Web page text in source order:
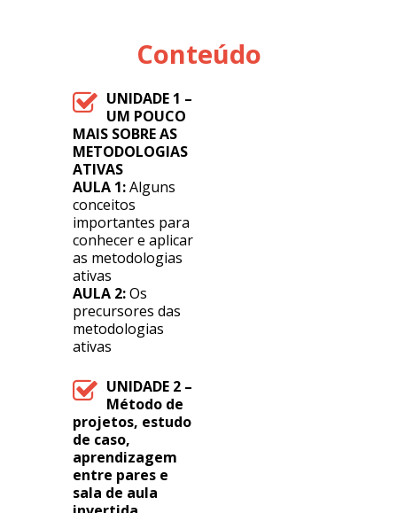
Conteúdo
UNIDADE 1 –
UM POUCO
MAIS SOBRE AS
METODOLOGIAS
ATIVAS
AULA 1:Alguns
conceitos
importantes para
conhecer e aplicar
as metodologias
ativas
AULA 2:Os
precursores das
metodologias
ativas
UNIDADE 2 –
Método de
projetos, estudo
de caso,
aprendizagem
entre pares e
sala de aula